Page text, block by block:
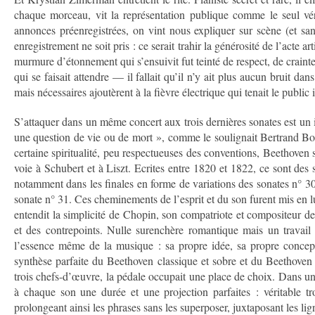
chaque morceau, vit la représentation publique comme le seul
annonces préenregistrées, on vint nous expliquer sur scène (et
enregistrement ne soit pris : ce serait trahir la générosité de l’acte
murmure d’étonnement qui s’ensuivit fut teinté de respect, de
qui se faisait attendre — il fallait qu’il n’y ait plus aucun bruit
mais nécessaires ajoutèrent à la fièvre électrique qui tenait le public
S’attaquer dans un même concert aux trois dernières sonates est
une question de vie ou de mort », comme le soulignait Bertrand
certaine spiritualité, peu respectueuses des conventions,
voie à Schubert et à Liszt. Ecrites entre 1820 et 1822, ce sont des
notamment dans les finales en forme de variations des sonates n°
sonate n° 31. Ces cheminements de l’esprit et du son furent mis
entendit la simplicité de Chopin, son compatriote et compositeur
et des contrepoints. Nulle surenchère romantique mais un
l’essence même de la musique : sa propre idée, sa propre
synthèse parfaite du Beethoven classique et sobre et du
trois chefs-d’œuvre, la pédale occupait une place de choix. Dans
à chaque son une durée et une projection parfaites : véritable
prolongeant ainsi les phrases sans les superposer, juxtaposant les